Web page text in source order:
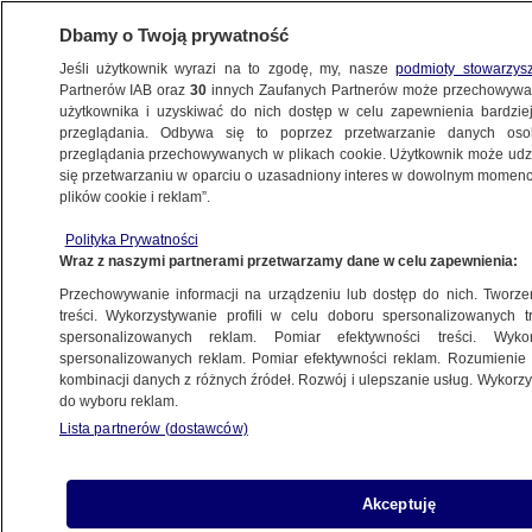
TRÓJMIASTO
alarmu w mieszkaniu mamy prezydenta
Oprac.Natalia Grzybowska
3.06.2026, 09:44
Posłuchaj artykułu
Czyta lektor AI
Dbamy o Twoją prywatność
Jeśli użytkownik wyrazi na to zgodę, my, naszepodmioty
Partnerów IAB oraz30 innych Zaufanych Partnerów może
użytkownika i uzyskiwać do nich dostęp w celu zapewnienia
przeglądania. Odbywa się to poprzez przetwarzanie danych
przeglądania przechowywanych w plikach cookie. Użytkownik może
się przetwarzaniu w oparciu o uzasadniony interes w dowolnym
plików cookie i reklam”.
Polityka Prywatności
Wraz z naszymi partnerami przetwarzamy dane w celu zapewnienia:
Przechowywanie informacji na urządzeniu lub dostęp do nich.
treści. Wykorzystywanie profili w celu doboru spersonalizowanych
spersonalizowanych reklam. Pomiar efektywności treści.
spersonalizowanych reklam. Pomiar efektywności reklam.
kombinacji danych z różnych źródeł. Rozwój i ulepszanie usług.
do wyboru reklam.
Lista partnerów (dostawców)
Akceptuję